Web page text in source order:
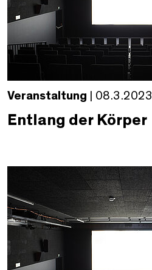
Veranstaltung | 08.3.2023
Entlang der Körper